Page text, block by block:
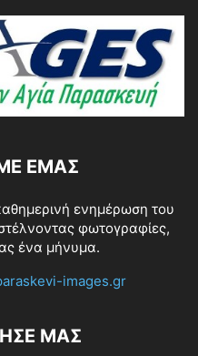
ΕΜΆΣ
ενημέρωση του
φωτογραφίες,
ένα μήνυμα.
images.gr
ΜΑΣ